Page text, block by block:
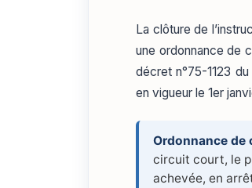
La clôture de
une ordonnance de
décret n°75-1123
en vigueur le 1er
Ordonnance de
circuit court, le
achevée, en